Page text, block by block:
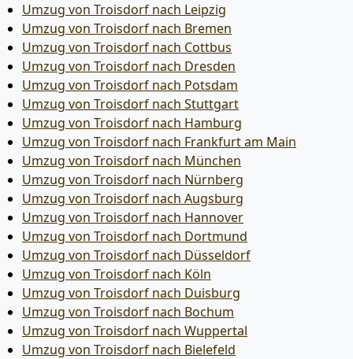
Umzug von Troisdorf nach Leipzig
Umzug von Troisdorf nach Bremen
Umzug von Troisdorf nach Cottbus
Umzug von Troisdorf nach Dresden
Umzug von Troisdorf nach Potsdam
Umzug von Troisdorf nach Stuttgart
Umzug von Troisdorf nach Hamburg
Umzug von Troisdorf nach Frankfurt am Main
Umzug von Troisdorf nach München
Umzug von Troisdorf nach Nürnberg
Umzug von Troisdorf nach Augsburg
Umzug von Troisdorf nach Hannover
Umzug von Troisdorf nach Dortmund
Umzug von Troisdorf nach Düsseldorf
Umzug von Troisdorf nach Köln
Umzug von Troisdorf nach Duisburg
Umzug von Troisdorf nach Bochum
Umzug von Troisdorf nach Wuppertal
Umzug von Troisdorf nach Bielefeld